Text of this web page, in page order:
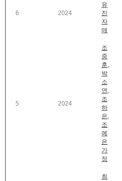
6 2024
유
진
자
매
5 2024
조
중
훈,
박
소
연,
조
하
은,
조
예
은
가
정
최